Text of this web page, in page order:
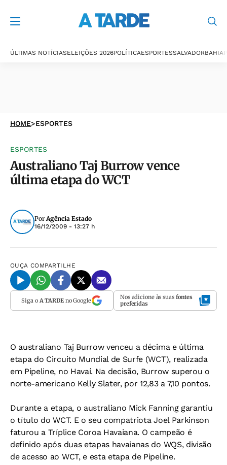
ÚLTIMAS NOTÍCIASELEIÇÕES 2026POLÍTICAESPORTESSALVADORBAHIA
HOME>ESPORTES
ESPORTES
Australiano Taj Burrow vence
última etapa do WCT
PorAgência Estado
16/12/2009 - 13:27 h
OUÇA COMPARTILHE
Siga o A TARDEno Google Nos adicione às suas fontes
preferidas
O australiano Taj Burrow venceu a décima e última
etapa do Circuito Mundial de Surfe (WCT), realizada
em Pipeline, no Havaí. Na decisão, Burrow superou o
norte-americano Kelly Slater, por 12,83 a 7,10 pontos.
Durante a etapa, o australiano Mick Fanning garantiu
o título do WCT. E o seu compatriota Joel Parkinson
faturou a Tríplice Coroa Havaiana. O campeão é
definido após duas etapas havaianas do WQS, divisão
de acesso ao WCT, e esta etapa de Pipeline.